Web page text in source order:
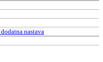
nastava